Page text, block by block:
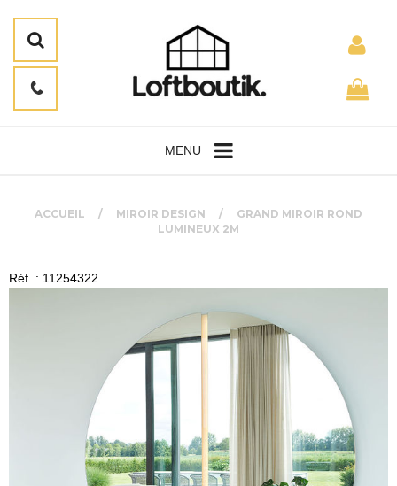
MENU
ACCUEIL MIROIR DESIGN
GRAND MIROIR ROND
LUMINEUX 2M
Réf. : 11254322